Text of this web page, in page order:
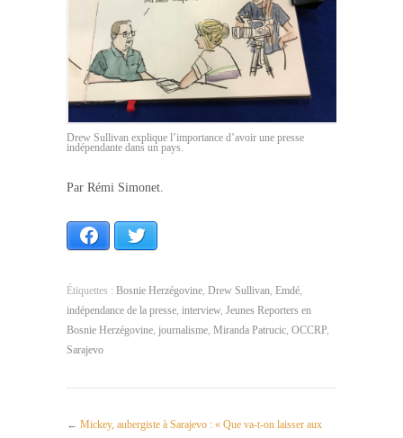
Drew Sullivan explique l’importance d’avoir une presse
indépendante dans un pays.
Par Rémi Simonet.
Facebook
Étiquettes : Bosnie Herzégovine, Drew Sullivan, Emdé,
indépendance de la presse, interview, Jeunes Reporters en
Bosnie Herzégovine, journalisme, Miranda Patrucic, OCCRP,
Sarajevo
← Mickey, aubergiste à Sarajevo : « Que va-t-on laisser aux